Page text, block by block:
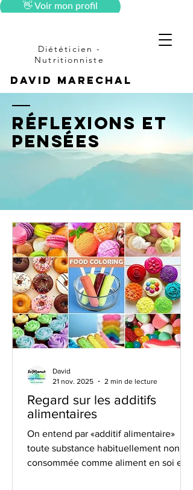
👋 Voir mon profil
DAVID MARECHAL
Diététicien -
Nutritionniste
Réflexions et
pensées
Regard sur les additifs
alimentaires
On entend par «additif alimentaire»
toute substance habituellement non
consommée comme aliment en soi et
David
21 nov. 2025
2 min de lecture